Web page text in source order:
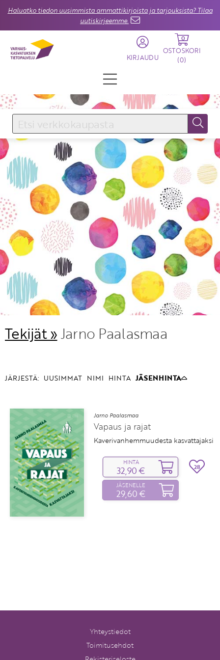
Haluatko tiedon uusimmista ammattikirjoista ja tarjouksista? Tilaa
uutiskirjeemme.
KIRJAUDU
0
OSTOSKORI
(0)
KIRJAUDU SISÄÄN
Käyttäjätunnus
Salasana
Unohtuiko salasana?
KIRJAUDU SISÄÄN
Etkö ole vielä Varhaiskasvatuksen Tietopalvelun
jäsen?
Liity tästä!
Tekijät »Jarno Paalasmaa
JÄRJESTÄ: UUSIMMAT NIMI HINTA JÄSENHINTA
Jarno Paalasmaa
Vapaus ja rajat
Kaverivanhemmuudesta kasvattajaksi
HINTA
32,90 €
JÄSENELLE
29,60 €
28
Yhteystiedot
Toimitusehdot